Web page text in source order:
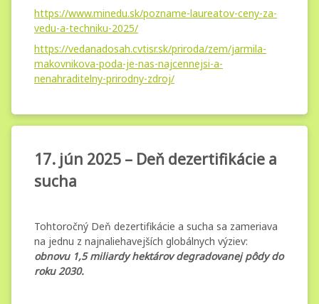
https://www.minedu.sk/pozname-laureatov-ceny-za-
vedu-a-techniku-2025/
https://vedanadosah.cvtisr.sk/priroda/zem/jarmila-
makovnikova-poda-je-nas-najcennejsi-a-
nenahraditelny-prirodny-zdroj/
17. jún 2025
– Deň
dezertifikácie
17. jún 2025 – Deň dezertifikácie a
sucha
Tohtoročný Deň dezertifikácie a sucha sa zameriava
na jednu z najnaliehavejších globálnych výziev:
obnovu 1,5 miliardy hektárov degradovanej pôdy do
roku 2030.